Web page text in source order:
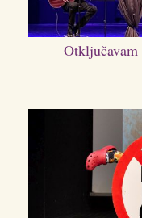
Otključavam